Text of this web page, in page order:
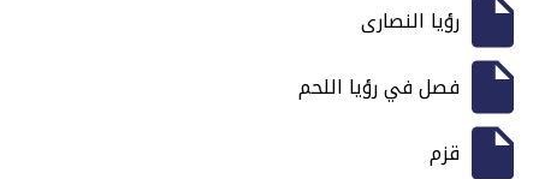
رؤيا النصارى
فصل في رؤيا اللحم
قزم